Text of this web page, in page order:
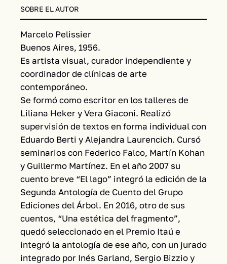
SOBRE EL AUTOR
Marcelo Pelissier
Buenos Aires, 1956.
Es artista visual, curador independiente y
coordinador de clínicas de arte
contemporáneo.
Se formó como escritor en los talleres de
Liliana Heker y Vera Giaconi. Realizó
supervisión de textos en forma individual con
Eduardo Berti y Alejandra Laurencich. Cursó
seminarios con Federico Falco, Martín Kohan
y Guillermo Martínez. En el año 2007 su
cuento breve “El lago” integró la edición de la
Segunda Antología de Cuento del Grupo
Ediciones del Árbol. En 2016, otro de sus
cuentos, “Una estética del fragmento”,
quedó seleccionado en el Premio Itaú e
integró la antología de ese año, con un jurado
integrado por Inés Garland, Sergio Bizzio y